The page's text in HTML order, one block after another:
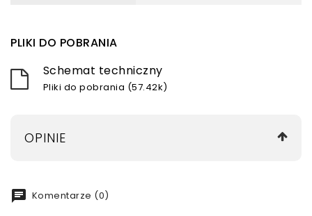
PLIKI DO POBRANIA
Schemat techniczny
Pliki do pobrania (57.42k)
OPINIE
chat Komentarze (0)